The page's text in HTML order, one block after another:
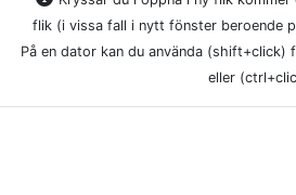
flik (i vissa fall i nytt fönster beroende
På en dator kan du använda
eller